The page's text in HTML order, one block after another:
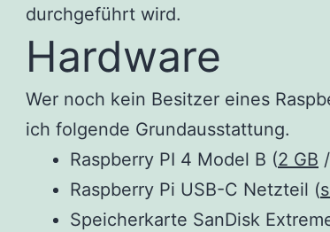
durchgeführt wird.
Hardware
Wer noch kein Besitzer eines
ich folgende Grundausstattung.
Raspberry PI 4 Model B (2 GB /
Raspberry Pi USB-C Netzteil (
Speicherkarte SanDisk